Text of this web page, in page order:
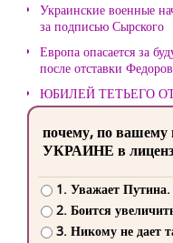
Украинские военные
за подписью Сырского
Европа опасается за
после отставки
ЮБИЛЕЙ ТЕТЬЕГО
почему, по вашему
УКРАИНЕ в
1. Уважает Путина.
2. Боится
3. Никому не дает